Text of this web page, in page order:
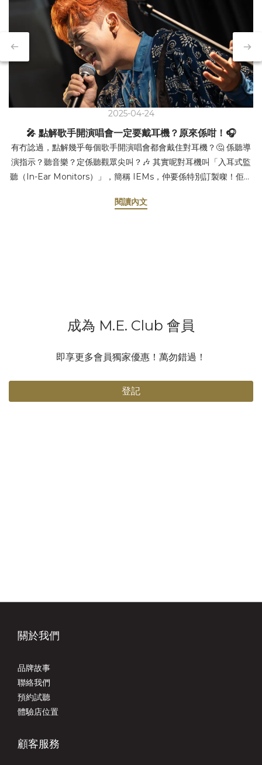
2025-04-24
🎤 點解歌手開演唱會一定要戴耳機？原來係咁！🎧
有冇諗過，點解幾乎每個歌手開演唱會都會戴住對耳機？🤔 係聽導
演指示？聽音樂？定係聽觀眾尖叫？🎶 其實呢對耳機叫「入耳式監
聽（In-Ear Monitors）」，簡稱 IEMs，仲要係特別訂製㗎！佢嘅
場咁大，又多人又嘈，歌手好難聽到自己唱成點，有冇走音、有冇
達指令，例如調整演唱、開始或停止，確保演出順利進行。遇到突
容，唔會亂晒大龍！ 有人會問：「戴耳機咪聽唔到粉絲尖叫？」放
點會忽略你哋啊！💕 所以話，呢對耳機真係演唱會嘅秘密武器，冇
咗佢，歌手嘅表現可能就冇咁完美喇！下次睇演唱會，見到歌手戴
閱讀內文
成為 M.E. Club 會員
即享更多會員獨家優惠！萬勿錯過！
登記
關於我們
品牌故事
聯絡我們
預約試聽
體驗店位置
顧客服務